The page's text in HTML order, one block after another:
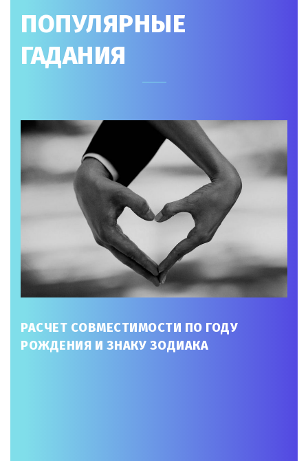
ПОПУЛЯРНЫЕ
ГАДАНИЯ
РАСЧЕТ СОВМЕСТИМОСТИ ПО ГОДУ
РОЖДЕНИЯ И ЗНАКУ ЗОДИАКА